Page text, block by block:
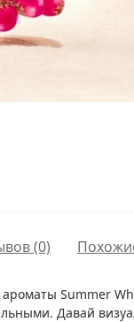
(0)
ароматы Summer
Давай